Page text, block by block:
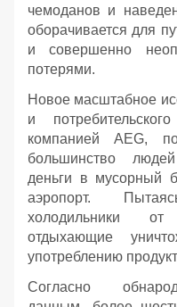
чемоданов и
оборачивается для
и совершенно
потерями.
Новое масштабное
и
компанией AEG,
большинство
деньги в мусорный
аэропорт.
холодильники
отдыхающие
употреблению
Согласно